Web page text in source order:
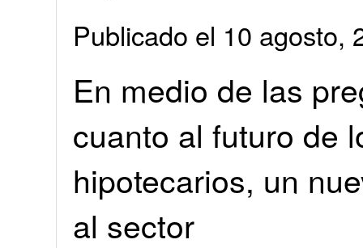
Publicado el 10 agosto,
En medio de las
cuanto al futuro de
hipotecarios, un
al sector